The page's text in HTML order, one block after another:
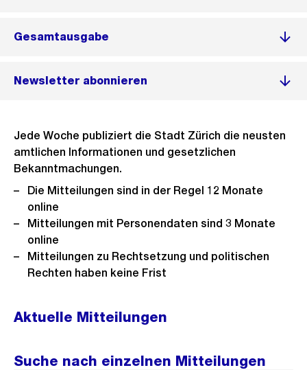
Gesamtausgabe
Newsletter abonnieren
Jede Woche publiziert die Stadt Zürich die neusten
amtlichen Informationen und gesetzlichen
Bekanntmachungen.
Die Mitteilungen sind in der Regel 12 Monate
online
Mitteilungen mit Personendaten sind 3 Monate
online
Mitteilungen zu Rechtsetzung und politischen
Rechten haben keine Frist
Aktuelle Mitteilungen
Suche nach einzelnen Mitteilungen